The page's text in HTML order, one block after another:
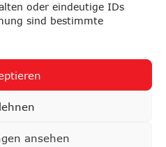
oder eindeutige IDs
sind bestimmte
ansehen
Einstellungen
oben ↑